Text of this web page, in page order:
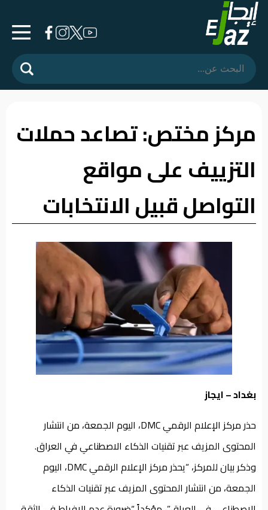
الرئيسية
المشهد
فرشة
الأسواق
وموقف
الفيديوهات
مركز مختص: تصاعد حملات
التزييف على مواقع
التواصل قبيل الانتخابات
بغداد – ايجاز
حذر مركز الإعلام الرقمي DMC، اليوم الجمعة، من انتشار
المحتوى المزيف عبر تقنيات الذكاء الاصطناعي في العراق.
وذكر بيان للمركز، “يحذر مركز الإعلام الرقمي DMC، اليوم
الجمعة، من انتشار المحتوى المزيف عبر تقنيات الذكاء